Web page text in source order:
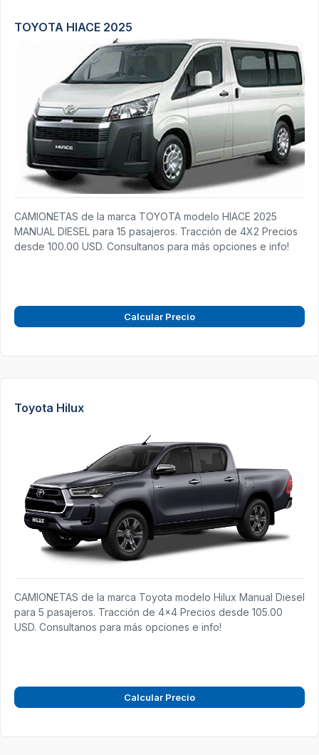
TOYOTA HIACE 2025
CAMIONETAS de la marca TOYOTA modelo HIACE 2025
MANUAL DIESEL para 15 pasajeros. Tracción de 4X2 Precios
desde 100.00 USD. Consultanos para más opciones e info!
Calcular Precio
Toyota Hilux
CAMIONETAS de la marca Toyota modelo Hilux Manual Diesel
para 5 pasajeros. Tracción de 4x4 Precios desde 105.00
USD. Consultanos para más opciones e info!
Calcular Precio